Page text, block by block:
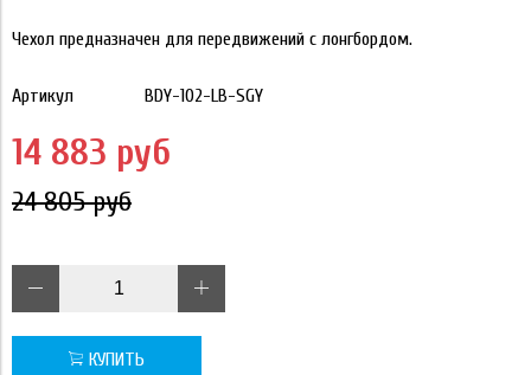
Чехол предназначен для передвижений с лонгбордом.
Артикул BDY-102-LB-SGY
14 883 руб
24 805 руб
КУПИТЬ